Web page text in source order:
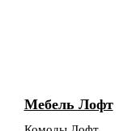
Мебель Лофт